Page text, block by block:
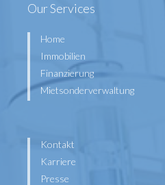
Our Services
Home
Immobilien
Finanzierung
Mietsonderverwaltung
Kontakt
Karriere
Presse